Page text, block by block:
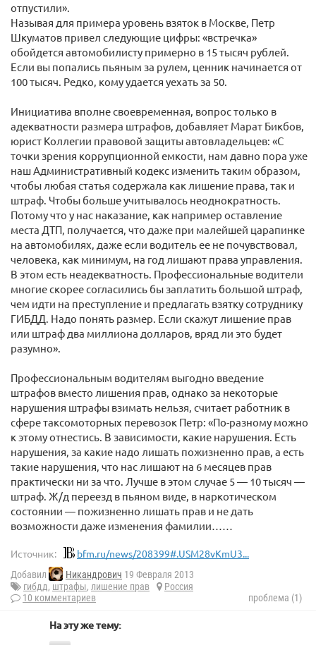
отпустили».
Называя для примера уровень взяток в Москве, Петр
Шкуматов привел следующие цифры: «встречка»
обойдется автомобилисту примерно в 15 тысяч рублей.
Если вы попались пьяным за рулем, ценник начинается от
100 тысяч. Редко, кому удается уехать за 50.
Инициатива вполне своевременная, вопрос только в
адекватности размера штрафов, добавляет Марат Бикбов,
юрист Коллегии правовой защиты автовладельцев: «С
точки зрения коррупционной емкости, нам давно пора уже
наш Административный кодекс изменить таким образом,
чтобы любая статья содержала как лишение права, так и
штраф. Чтобы больше учитывалось неоднократность.
Потому что у нас наказание, как например оставление
места ДТП, получается, что даже при малейшей царапинке
на автомобилях, даже если водитель ее не почувствовал,
человека, как минимум, на год лишают права управления.
В этом есть неадекватность. Профессиональные водители
многие скорее согласились бы заплатить большой штраф,
чем идти на преступление и предлагать взятку сотруднику
ГИБДД. Надо понять размер. Если скажут лишение прав
или штраф два миллиона долларов, вряд ли это будет
разумно».
Профессиональным водителям выгодно введение
штрафов вместо лишения прав, однако за некоторые
нарушения штрафы взимать нельзя, считает работник в
сфере таксомоторных перевозок Петр: «По-разному можно
к этому отнестись. В зависимости, какие нарушения. Есть
нарушения, за какие надо лишать пожизненно прав, а есть
такие нарушения, что нас лишают на 6 месяцев прав
практически ни за что. Лучше в этом случае 5 — 10 тысяч —
штраф. Ж/д переезд в пьяном виде, в наркотическом
состоянии — пожизненно лишать прав и не дать
возможности даже изменения фамилии……
Источник: bfm.ru/news/208399#.USM28vKmU3...
Добавил Никандрович 19 Февраля 2013
гибдд, штрафы, лишение прав
Россия
10 комментариев
проблема (1)
На эту же тему: